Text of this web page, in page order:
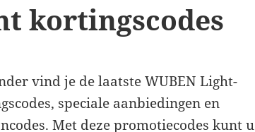
kortingscodes
vind je de laatste WUBEN Light-
speciale aanbiedingen en
Met deze promotiecodes kunt u